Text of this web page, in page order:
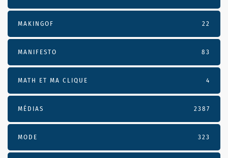
MAKINGOF 22
MANIFESTO 83
MATH ET MA CLIQUE 4
MÉDIAS 2387
MODE 323